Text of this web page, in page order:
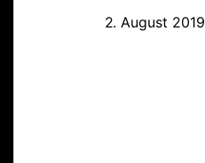
2. August 2019